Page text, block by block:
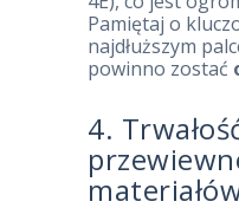
Pamiętaj o
najdłuższym
powinno zostać
4.